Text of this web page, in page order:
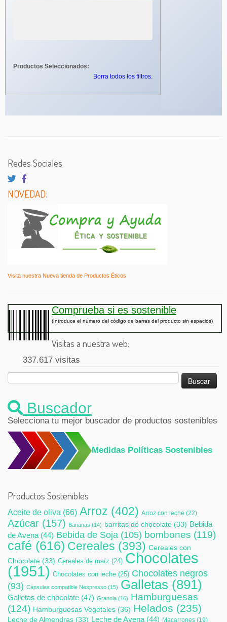
Productos Seleccionados:
Borra todos los filtros.
Redes Sociales
NOVEDAD:
Visita nuestra Nueva tienda de Productos Éticos
Comprueba si es sostenible
(Introduce el número del código de barras del producto sin espacios)
Visitas a nuestra web:
337.617 visitas
Buscador
Selecciona tu mejor buscador de productos sostenibles
Medidas Políticas Sostenibles
Productos Sostenibles
Aceite de oliva (66) Arroz (402) Arroz con leche (22)
Azúcar (157) Bananas (14) barritas de chocolate (33) Bebida
de Avena(44) Bebida de Soja (105) bombones (119)
café (616) Cereales (393) Cereales con
Chocolate (33) Cereales de maíz (24) Chocolates
(1951) Chocolates con leche (25) Chocolates negros
(93) Cápsulas compatible Nespresso (15) Galletas (891)
Galletas de chocolate (47) Granola (16) Hamburguesas
(124) Hamburguesas Vegetales (36) Helados (235)
Leche de Almendras (33) Leche de Avena(44) Macarrones (19)